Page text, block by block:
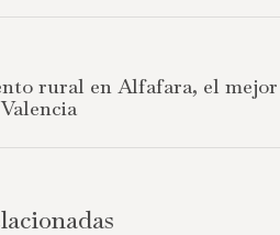
rural en Alfafara, el